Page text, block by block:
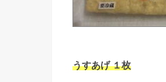
うすあげ １枚